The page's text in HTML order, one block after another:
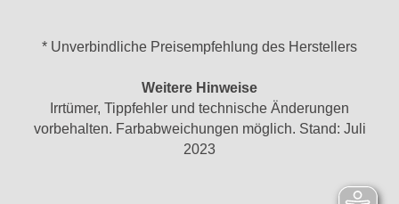
* Unverbindliche Preisempfehlung des Herstellers
Weitere Hinweise
Irrtümer, Tippfehler und technische Änderungen
vorbehalten. Farbabweichungen möglich. Stand: Juli
2023